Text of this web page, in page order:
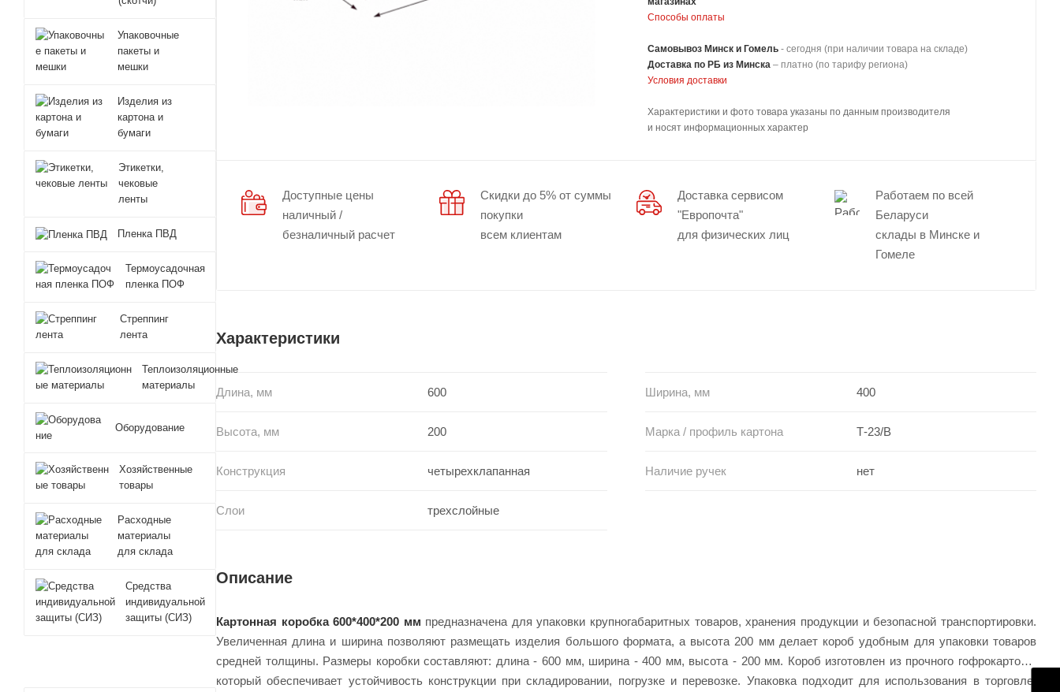
Способы оплаты
Самовывоз Минск и Гомель - сегодня (при наличии товара на складе)
Доставка по РБ из Минска – платно (по тарифу региона)
Условия доставки
Характеристики и фото товара указаны по данным производителя
и носят информационных характер
Доступные цены
наличный /
безналичный расчет
Скидки до 5% от суммы
покупки
всем клиентам
Доставка сервисом
"Европочта"
для физических лиц
Работаем по всей
Беларуси
склады в Минске и
Гомеле
Характеристики
Длина, мм 600 Ширина, мм 400
Высота, мм 200 Марка / профиль картона Т-23/В
Конструкция четырехклапанная Наличие ручек нет
Слои трехслойные
Описание
Картонная коробка 600*400*200 мм предназначена для упаковки крупногабаритных товаров, хранения продукции и безопасной транспортировки.
Увеличенная длина и ширина позволяют размещать изделия большого формата, а высота 200 мм делает короб удобным для упаковки товаров
средней толщины. Размеры коробки составляют: длина - 600 мм, ширина - 400 мм, высота - 200 мм. Короб изготовлен из прочного гофрокартона,
который обеспечивает устойчивость конструкции при складировании, погрузке и перевозке. Упаковка подходит для использования в торговле,
Упаковочные
пакеты и
мешки
Изделия из
картона и
бумаги
Этикетки,
чековые
ленты
Пленка ПВД
Термоусадочная
пленка ПОФ
Стреппинг
лента
Теплоизоляционные
материалы
Оборудование
Хозяйственные
товары
Расходные
материалы
для склада
Средства
индивидуальной
защиты (СИЗ)